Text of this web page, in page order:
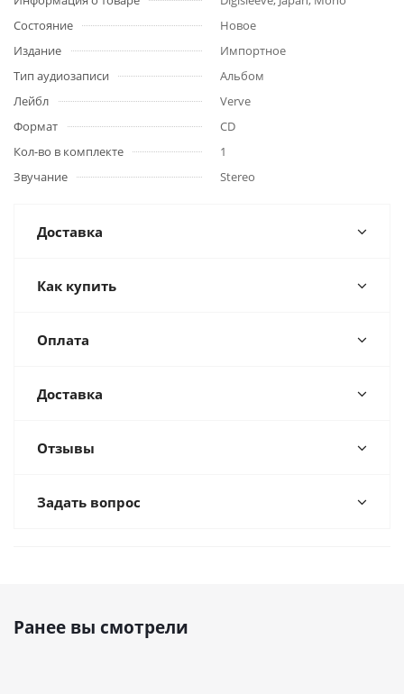
Состояние
Новое
Издание
Импортное
Тип аудиозаписи
Альбом
Лейбл
Verve
Формат
CD
Кол-во в комплекте
1
Звучание
Stereo
Доставка
Как купить
Оплата
Доставка
Отзывы
Задать вопрос
Ранее вы смотрели